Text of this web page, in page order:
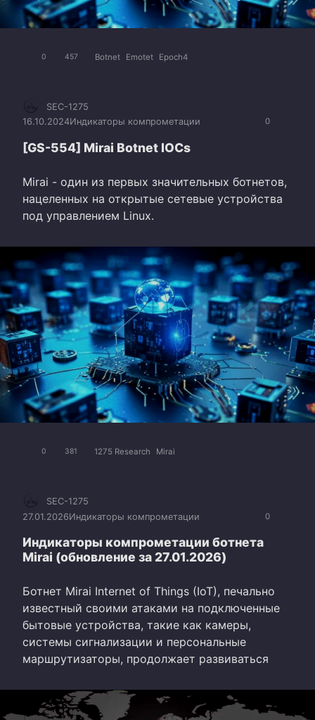
0 457 Botnet Emotet Epoch4
0
SEC-1275
16.10.2024Индикаторы компрометации
[GS-554] Mirai Botnet IOCs
Mirai - один из первых значительных ботнетов,
нацеленных на открытые сетевые устройства
под управлением Linux.
0 381 1275 Research Mirai
0
SEC-1275
27.01.2026Индикаторы компрометации
Индикаторы компрометации ботнета
Mirai (обновление за 27.01.2026)
Ботнет Mirai Internet of Things (IoT), печально
известный своими атаками на подключенные
бытовые устройства, такие как камеры,
системы сигнализации и персональные
маршрутизаторы, продолжает развиваться